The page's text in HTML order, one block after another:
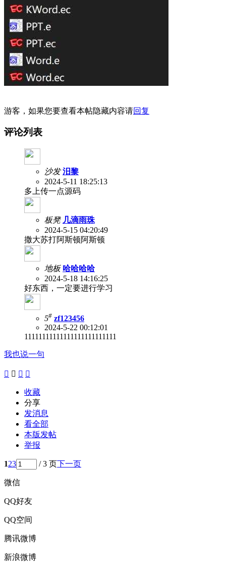
游客，如果您要查看本帖隐藏内容请回复
评论列表
沙发 汨黎
2024-5-11 18:25:13
多上传一点源码
板凳 几滴雨珠
2024-5-15 04:20:49
撒大苏打阿斯顿阿斯顿
地板 哈哈哈哈
2024-5-18 14:16:25
好东西，一定要进行学习
5# zf123456
2024-5-22 00:12:01
11111111111111111111111111
我也说一句
   
收藏
分享
发消息
看全部
本版发帖
举报
123 / 3 页下一页
微信
QQ好友
QQ空间
腾讯微博
新浪微博